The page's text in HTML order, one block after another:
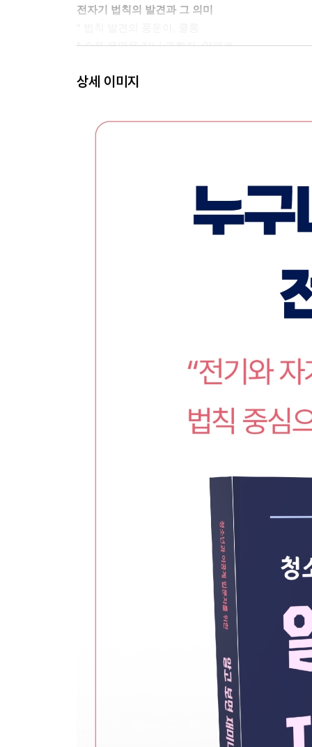
전자기 법칙의 발견과 그 의미
* 슬픈 운명을 지닌 과학자, 앙페르
* 위대한 실험물리학자, 패러데이
* 전기의 실용화를 이끈 과학자, 키르히호프
* 전자기 이론의 완성, 맥스웰
상세 이미지